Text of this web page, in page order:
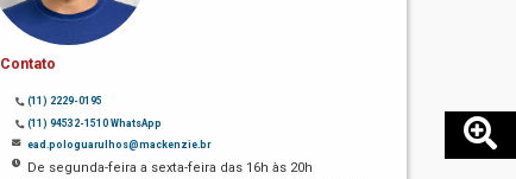
Contato
(11) 2229-0195
(11) 94532-1510 WhatsApp
ead.pologuarulhos@mackenzie.br
De segunda-feira a sexta-feira das 16h às 20h